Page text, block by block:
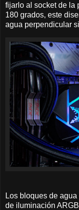
fijarlo al socket de la
180 grados, este
agua perpendicular
Los bloques de
de iluminación